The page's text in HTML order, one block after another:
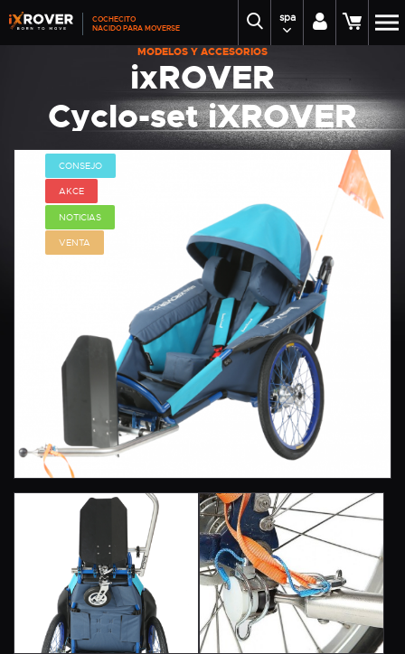
COCHECITO
NACIDO PARA MOVERSE
spa
MODELOS Y ACCESORIOS
ixROVER
Cyclo-set iXROVER
CONSEJO
AKCE
NOTICIAS
VENTA